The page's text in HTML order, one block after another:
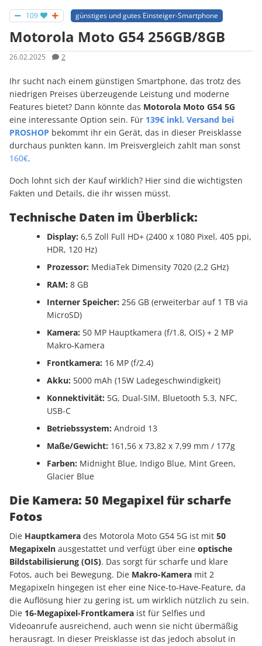
109 günstiges und gutes Einsteiger-Smartphone
Motorola Moto G54 256GB/8GB
26.02.2025 2
Ihr sucht nach einem günstigen Smartphone, das trotz des
niedrigen Preises überzeugende Leistung und moderne
Features bietet? Dann könnte das Motorola Moto G54 5G
eine interessante Option sein. Für 139€ inkl. Versand bei
PROSHOP bekommt ihr ein Gerät, das in dieser Preisklasse
durchaus punkten kann. Im Preisvergleich zahlt man sonst
160€.
Doch lohnt sich der Kauf wirklich? Hier sind die wichtigsten
Fakten und Details, die ihr wissen müsst.
Technische Daten im Überblick:
Display: 6,5 Zoll Full HD+ (2400 x 1080 Pixel, 405 ppi,
HDR, 120 Hz)
Prozessor: MediaTek Dimensity 7020 (2,2 GHz)
RAM: 8 GB
Interner Speicher: 256 GB (erweiterbar auf 1 TB via
MicroSD)
Kamera: 50 MP Hauptkamera (f/1.8, OIS) + 2 MP
Makro-Kamera
Frontkamera: 16 MP (f/2.4)
Akku: 5000 mAh (15W Ladegeschwindigkeit)
Konnektivität: 5G, Dual-SIM, Bluetooth 5.3, NFC,
USB-C
Betriebssystem: Android 13
Maße/Gewicht: 161,56 x 73,82 x 7,99 mm / 177g
Farben: Midnight Blue, Indigo Blue, Mint Green,
Glacier Blue
Die Kamera: 50 Megapixel für scharfe
Fotos
Die Hauptkamera des Motorola Moto G54 5G ist mit 50
Megapixeln ausgestattet und verfügt über eine optische
Bildstabilisierung (OIS). Das sorgt für scharfe und klare
Fotos, auch bei Bewegung. Die Makro-Kamera mit 2
Megapixeln hingegen ist eher eine Nice-to-Have-Feature, da
die Auflösung hier zu gering ist, um wirklich nützlich zu sein.
Die 16-Megapixel-Frontkamera ist für Selfies und
Videoanrufe ausreichend, auch wenn sie nicht übermäßig
herausragt. In dieser Preisklasse ist das jedoch absolut in